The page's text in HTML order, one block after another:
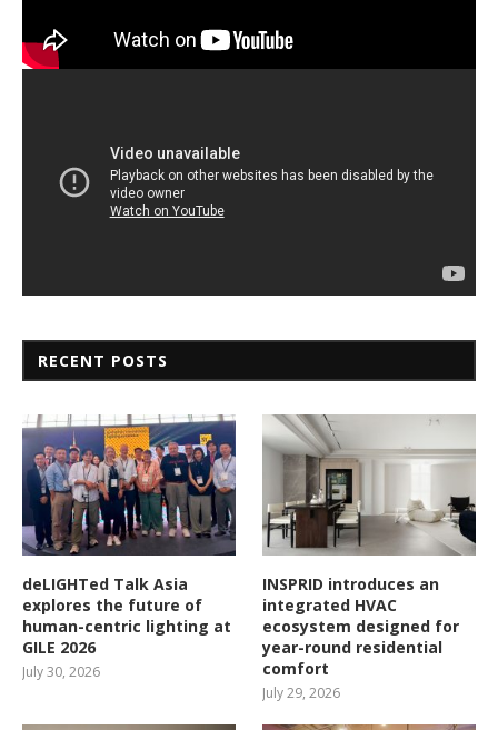
RECENT POSTS
deLIGHTed Talk Asia
explores the future of
human-centric lighting at
GILE 2026
July 30, 2026
INSPRID introduces an
integrated HVAC
ecosystem designed for
year-round residential
comfort
July 29, 2026